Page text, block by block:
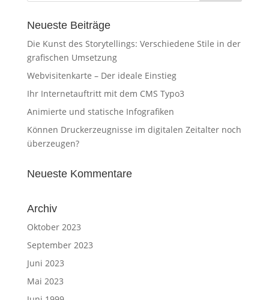
Neueste Beiträge
Die Kunst des Storytellings: Verschiedene Stile in der
grafischen Umsetzung
Webvisitenkarte – Der ideale Einstieg
Ihr Internetauftritt mit dem CMS Typo3
Animierte und statische Infografiken
Können Druckerzeugnisse im digitalen Zeitalter noch
überzeugen?
Neueste Kommentare
Archiv
Oktober 2023
September 2023
Juni 2023
Mai 2023